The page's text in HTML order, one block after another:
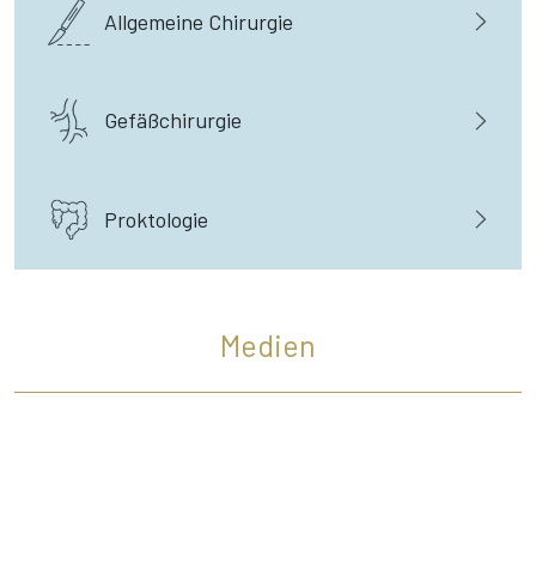
Allgemeine Chirurgie
Gefäßchirurgie
Proktologie
Medien